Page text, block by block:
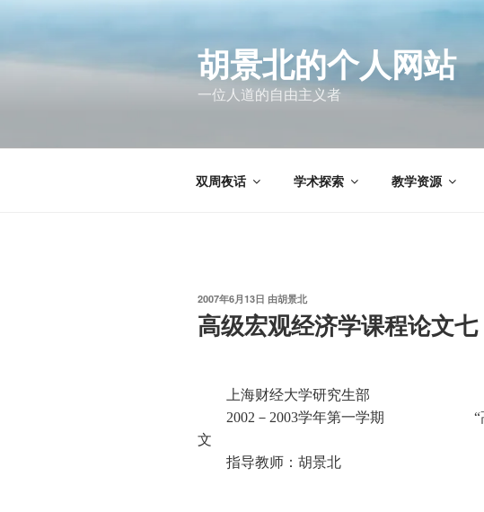
内
胡景北的个人网站
一位人道的自由主义者
双周夜话 学术探索 教学资源
发
布
于
2007年6月13日 由胡景北
高级宏观经济学课程论文七
上海财经大学研究生部
2002 － 2003学年第一学期
文
指导教师：胡景北